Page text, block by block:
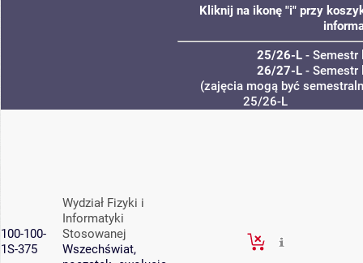
Kliknij na ikonę "i" przy
25/26-L- Semestr
26/27-L- Semestr
(zajęcia mogą być
25/26-L
100-100-
1S-375
Wydział Fizyki i
Informatyki
Stosowanej
Wszechświat,